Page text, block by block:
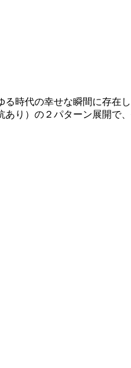
時代の幸せな瞬間に存在
り）の２パターン展開で